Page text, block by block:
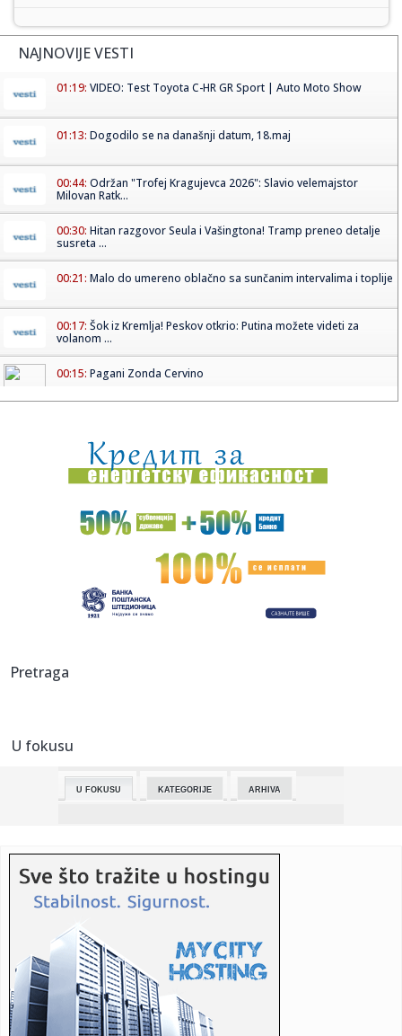
NAJNOVIJE VESTI
01:19: VIDEO: Test Toyota C-HR GR Sport | Auto Moto Show
01:13: Dogodilo se na današnji datum, 18.maj
00:44: Održan "Trofej Kragujevca 2026": Slavio velemajstor
Milovan Ratk...
00:30: Hitan razgovor Seula i Vašingtona! Tramp preneo detalje
susreta ...
00:21: Malo do umereno oblačno sa sunčanim intervalima i toplije
00:17: Šok iz Kremlja! Peskov otkrio: Putina možete videti za
volanom ...
00:15: Pagani Zonda Cervino
00:00:Stado krava napalo bračni par u Austriji, žena podlegla
povreda...
23:52:ŠTULIĆ NAPRAVIO HAOS NA APENINIMA: Gol Srbina
zakomplikovao bor...
Sudar dva aviona na aeromitingu u SAD, nije poznato ima li
23:50:Zemljotres od 5,2 stepeni Rihtera pogodio jug Kine
ostrva...
23:32:
23:22:
PARTIZAN U PROBLEMU: Dvojica otpala pred derbi sa
23:12:Studenti pozivaju na protest u ponedeljak ispred
Filozofskog faku...
23:00:Skandal trese Mađarsku! Optužbe za zlato, mermer i luksuz
u vrh...
22:56:VOJVODINA ISPRED PARTIZANA: Novosađani srušili OFK
Beograd i os...
Pretraga
U fokusu
U FOKUSU KATEGORIJE ARHIVA